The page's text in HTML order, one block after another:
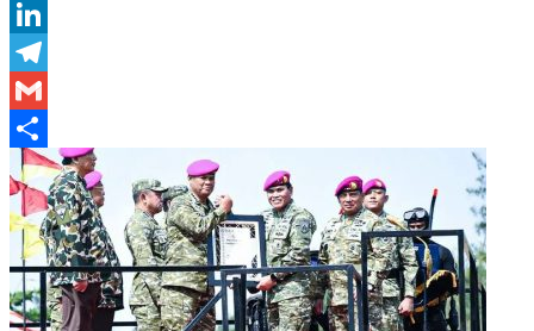
Tumblr
LinkedIn
Telegram
Gmail
Share